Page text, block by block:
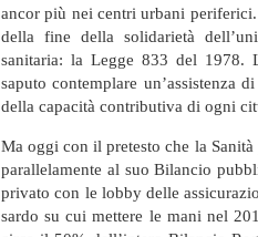
ancor più nei centri urbani
della fine della solidarietà
sanitaria: la Legge 833 del 1978.
saputo contemplare un’assistenza
della capacità contributiva di ogni
Ma oggi con il pretesto che la
parallelamente al suo Bilancio
privato con le lobby delle
sardo su cui mettere le mani nel